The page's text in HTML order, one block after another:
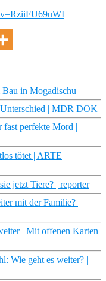
in Mogadischu
| MDR DOK
fast perfekte Mord |
tötet | ARTE
jetzt Tiere? | reporter
mit der Familie? |
| Mit offenen Karten
Wie geht es weiter? |